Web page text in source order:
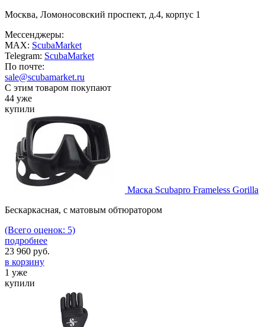
Москва, Ломоносовский проспект, д.4, корпус 1
Мессенджеры:
MAX: ScubaMarket
Telegram: ScubaMarket
По почте:
sale@scubamarket.ru
С этим товаром покупают
44 уже
купили
Маска Scubapro Frameless Gorilla
Бескаркасная, с матовым обтюратором
(Всего оценок: 5)
подробнее
23 960 руб.
в корзину
1 уже
купили